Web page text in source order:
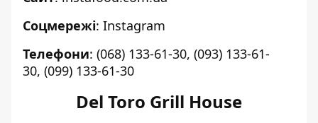
Соцмережі: Instagram
Телефони: (068) 133-61-30, (093) 133-61-
30, (099) 133-61-30
Del Toro Grill House